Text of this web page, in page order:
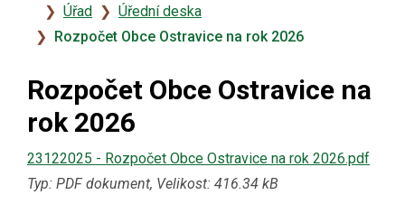
Úvodní
stránka
Úřad
Úřední deska
Rozpočet Obce Ostravice na rok 2026
Rozpočet Obce Ostravice na
rok 2026
23122025 - Rozpočet Obce Ostravice na rok 2026.pdf
Typ: PDF dokument, Velikost: 416.34 kB